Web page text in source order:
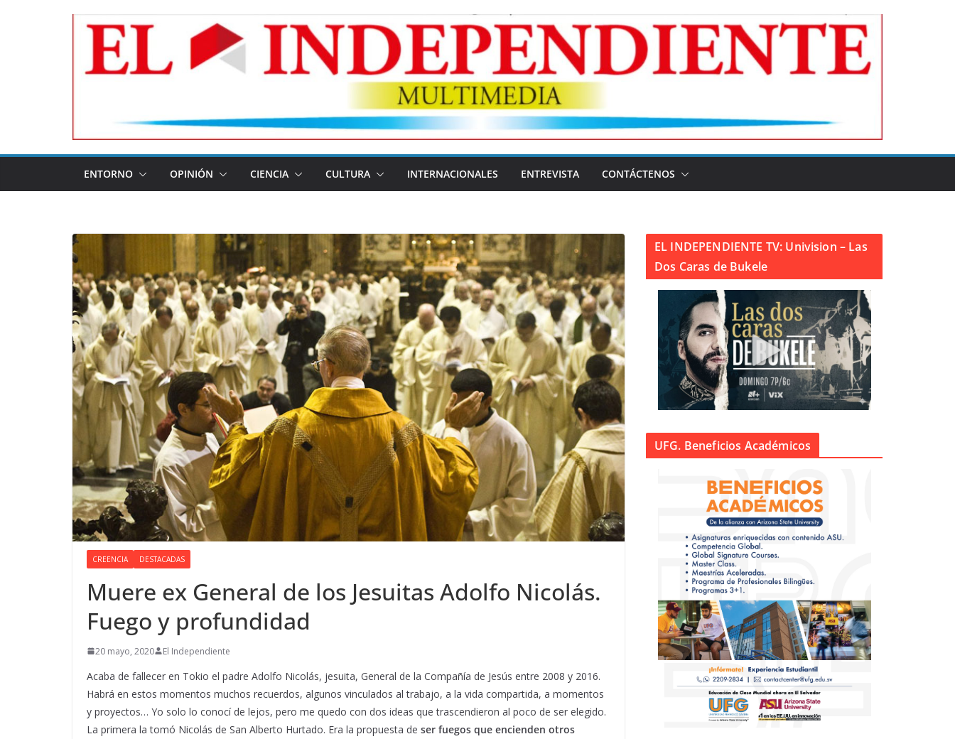
ENTORNO OPINIÓN CIENCIA CULTURA INTERNACIONALES ENTREVISTA CONTÁCTENOS
CREENCIA DESTACADAS
Muere ex General de los Jesuitas Adolfo Nicolás.
Fuego y profundidad
20 mayo, 2020 El Independiente
Acaba de fallecer en Tokio el padre Adolfo Nicolás, jesuita, General de la Compañía de Jesús entre 2008 y 2016.
Habrá en estos momentos muchos recuerdos, algunos vinculados al trabajo, a la vida compartida, a momentos
y proyectos… Yo solo lo conocí de lejos, pero me quedo con dos ideas que trascendieron al poco de ser elegido.
La primera la tomó Nicolás de San Alberto Hurtado. Era la propuesta de ser fuegos que encienden otros
EL INDEPENDIENTE TV: Univision – Las
Dos Caras de Bukele
UFG. Beneficios Académicos